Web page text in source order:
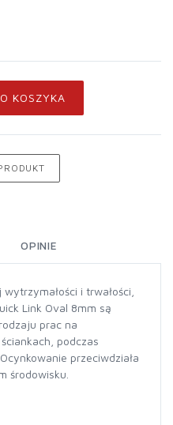
KOSZYKA
OPINIE
i trwałości,
Link Oval 8mm są
prac na
podczas
przeciwdziała
środowisku.